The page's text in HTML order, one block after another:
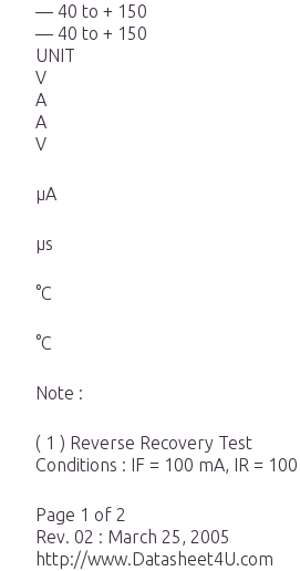
— 40 to + 150
— 40 to + 150
UNIT
V
A
A
V
µA
µs
°C
°C
Note :
( 1 ) Reverse Recovery Test
Conditions : IF = 100 mA, IR =
Page 1 of 2
Rev. 02 : March 25, 2005
http://www.Datasheet4U.com